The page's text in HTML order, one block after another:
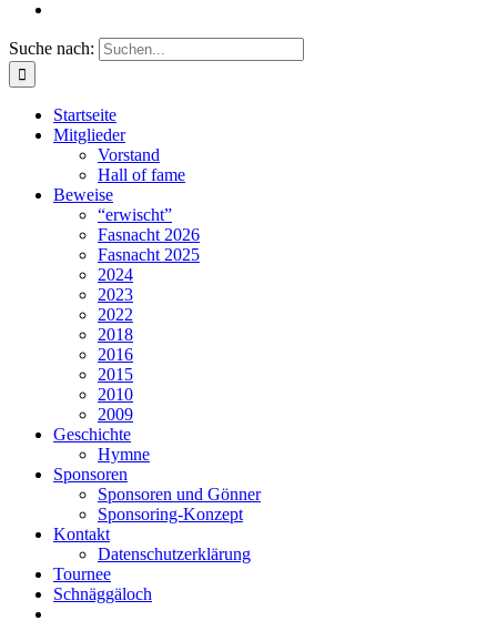
Suche nach:
Startseite
Mitglieder
Vorstand
Hall of fame
Beweise
“erwischt”
Fasnacht 2026
Fasnacht 2025
2024
2023
2022
2018
2016
2015
2010
2009
Geschichte
Hymne
Sponsoren
Sponsoren und Gönner
Sponsoring-Konzept
Kontakt
Datenschutzerklärung
Tournee
Schnäggäloch